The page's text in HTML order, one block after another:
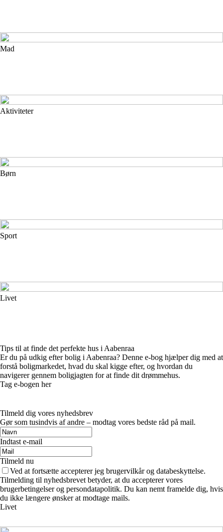
Mad
Aktiviteter
Børn
Sport
Livet
Tips til at finde det perfekte hus i Aabenraa
Er du på udkig efter bolig i Aabenraa? Denne e-bog hjælper dig med at
forstå boligmarkedet, hvad du skal kigge efter, og hvordan du
navigerer gennem boligjagten for at finde dit drømmehus.
Tag e-bogen her
Tilmeld dig vores nyhedsbrev
Gør som tusindvis af andre – modtag vores bedste råd på mail.
Indtast e-mail
Tilmeld nu
Ved at fortsætte accepterer jeg brugervilkår og databeskyttelse.
Tilmelding til nyhedsbrevet betyder, at du accepterer vores
brugerbetingelser og persondatapolitik. Du kan nemt framelde dig, hvis
du ikke længere ønsker at modtage mails.
Livet